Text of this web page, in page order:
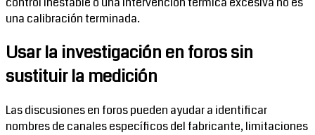
una calibración terminada.
Usar la investigación en foros sin
sustituir la medición
Las discusiones en foros pueden ayudar a identificar
nombres de canales específicos del fabricante, limitaciones